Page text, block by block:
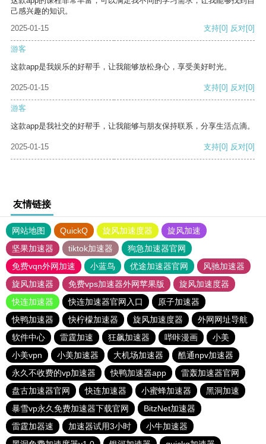
己感兴趣的知识。
2025-01-15
支持[0] 反对[0]
游客
这款app是我娱乐的好帮手，让我能够放松身心，享受美好时光。
2025-01-15 支持[0] 反对[0]
游客
这款app是我社交的好帮手，让我能够与朋友保持联系，分享生活点滴。
2025-01-15 支持[0] 反对[0]
友情链接
网站地图 QuickQ 旋风加速度器
旋风加速
坚果加速器
tiktok加速器
狗急加速器官网
免费vqn外网加速
小蓝鸟 优途加速器官网
风驰加速器
旋风加速器
免费vps加速器外网苹果版
旋风加速度器
快连加速器
快连加速器官网入口
原子加速器
快鸭加速器
快柠檬加速器 旋风加速度器
外网网址导航
软件中心
雷霆加速 狂飙加速器 哔咔漫画
小美
小美vpn
小美加速器 大机场加速器
酷通npv加速器
永久不收费的vp加速器
快鸭加速器app
雷轰加速器官网
盘古加速器官网
快连加速器 小蜜蜂加速器
黑洞加速
暴雪vp永久免费加速器下载官网
BitzNet加速器
雷霆加器速
加速器试用3小时
小牛加速器